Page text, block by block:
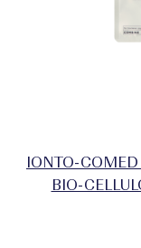
IONTO-
BIO-